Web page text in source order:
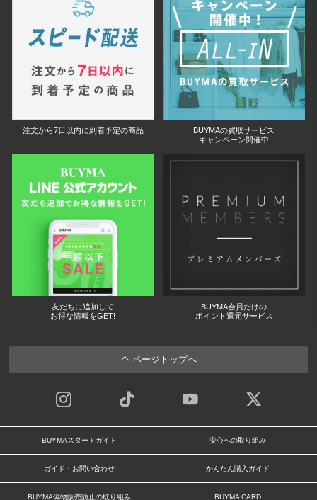
注文から7日以内に到着予定の商品
BUYMAの買取サービス
キャンペーン開催中
友だちに追加して
お得な情報をGET!
BUYMA会員だけの
ポイント還元サービス
ページトップへ
BUYMAスタートガイド 安心への取り組み
ガイド・お問い合わせ かんたん購入ガイド
BUYMA偽物販売防止の取り組み BUYMA CARD